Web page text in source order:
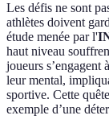
Les défis ne sont
athlètes doivent
étude menée par l'
haut niveau
joueurs s’engagent
leur mental,
sportive. Cette
exemple d’une